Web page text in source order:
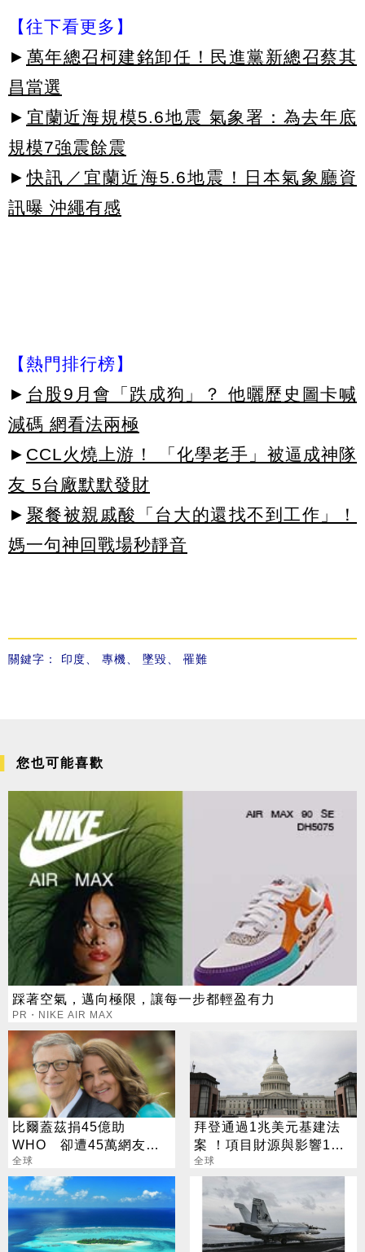
【往下看更多】
► 萬年總召柯建銘卸任！民進黨新總召蔡其
昌當選
► 宜蘭近海規模5.6地震 氣象署：為去年底
規模7強震餘震
► 快訊／宜蘭近海5.6地震！日本氣象廳資
訊曝 沖繩有感
【熱門排行榜】
► 台股9月會「跌成狗」？ 他曬歷史圖卡喊
減碼 網看法兩極
► CCL火燒上游！ 「化學老手」被逼成神隊
友 5台廠默默發財
► 聚餐被親戚酸「台大的還找不到工作」！
媽一句神回戰場秒靜音
關鍵字： 印度 專機 墜毀 罹難
您也可能喜歡
踩著空氣，邁向極限，讓每一步都輕盈有力
PR・NIKE AIR MAX
比爾蓋茲捐45億助
WHO 卻遭45萬網友連
署控「想消滅人口」
全球
拜登通過1兆美元基建法
案 ！項目財源與影響1次
看
全球